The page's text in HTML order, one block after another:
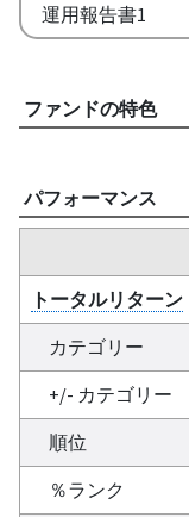
運用報告書1
ファンドの特色
パフォーマンス
トータルリターン
カテゴリー
+/- カテゴリー
順位
％ランク